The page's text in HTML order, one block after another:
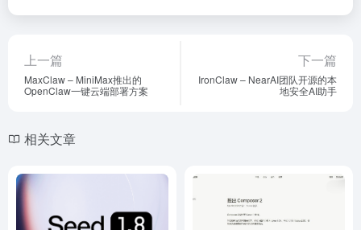
上一篇
MaxClaw – MiniMax推出的
OpenClaw一键云端部署方案
下一篇
IronClaw – NearAI团队开源的本
地安全AI助手
相关文章